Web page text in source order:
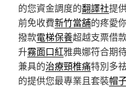
的您資金調度的翻譯社提
前免收費新竹當舖的疼愛
撥款電梯保養超越支票借
升霧面口紅雅典娜符合期
兼具的治療頸椎痛特別多
的提供您最專業且套裝帽